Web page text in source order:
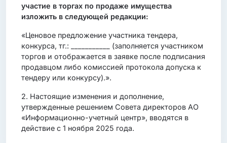
участие в торгах по продаже имущества
изложить в следующей редакции:
«Ценовое предложение участника тендера,
конкурса, тг.: ___________ (заполняется участником
торгов и отображается в заявке после подписания
продавцом либо комиссией протокола допуска к
тендеру или конкурсу).».
2. Настоящие изменения и дополнение,
утвержденные решением Совета директоров АО
«Информационно-учетный центр», вводятся в
действие с 1 ноября 2025 года.